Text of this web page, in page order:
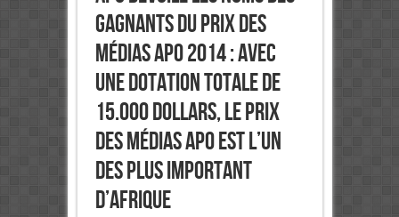
gagnants du Prix des
Médias APO 2014 : Avec
une dotation totale de
15.000 Dollars, le Prix
des Médias APO est l’un
des plus important
d’Afrique